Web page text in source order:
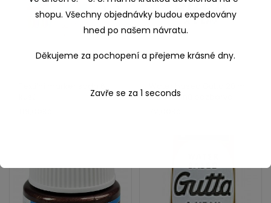
– 6 odstínů bazbarvá
shopu. Všechny objednávky budou expedovány
hned po našem návratu.